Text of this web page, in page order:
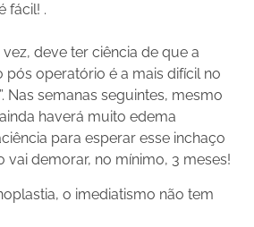
fácil! .
deve ter ciência de que a
pós operatório é a mais difícil no
Nas semanas seguintes, mesmo
haverá muito edema
para esperar esse inchaço
vai demorar, no mínimo, 3 meses!
o imediatismo não tem